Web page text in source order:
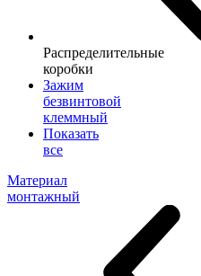
Распределительные
коробки
Зажим
безвинтовой
клеммный
Показать
все
Материал
монтажный